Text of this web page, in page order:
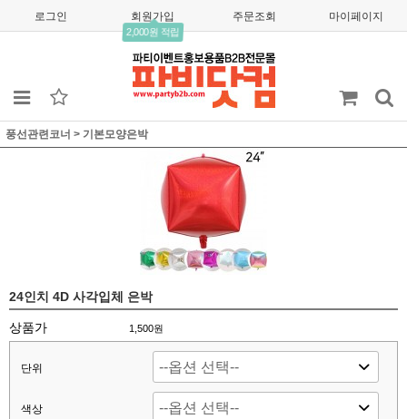
로그인 회원가입
2,000원 적립
주문조회 마이페이지
풍선관련코너 > 기본모양은박
24인치 4D 사각입체 은박
상품가 1,500원
단위
색상